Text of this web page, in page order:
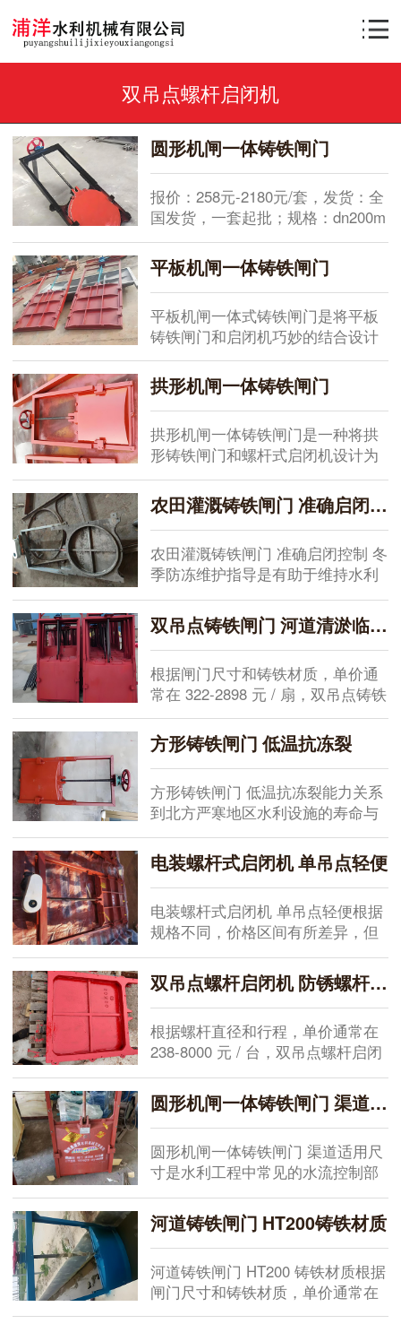
双吊点螺杆启闭机
圆形机闸一体铸铁闸门
报价：258元-2180元/套，发货：全
国发货，一套起批；规格：dn200m
m-dn3000mm；安装方式：墙管
式、法兰式、渠道式、靠壁式等；
材质：球墨铸铁或灰铸铁。配型启
闭机：手动、电动或手电两用螺杆
式启闭机。用途：污水处理、市政
水利、农田水利、水产养殖、渠
道、河道、池塘等。启闭方式：明
杆式、暗杆式、下开式等。一、产
品概述...
平板机闸一体铸铁闸门
平板机闸一体式铸铁闸门是将平板
铸铁闸门和启闭机巧妙的结合设计
为一体的机门一体式闸门，安装便
捷快速，启闭灵活，方便调节水流
量大小！一、常见规格型号参数表
规格型号（m）0.2×0.20.3×0.30.4×
0.40.5×0.50.6×0.60.8×0.81×1尺寸
参数（mm）A20030040050060080
01000B2003004005006008001000C
30303040405050D320420520...
拱形机闸一体铸铁闸门
拱形机闸一体铸铁闸门是一种将拱
形铸铁闸门和螺杆式启闭机设计为
一体的闸门启闭机，就是在闸门的
立框上加装上螺杆启闭机的升降平
台，在安装的时候不需要再搭建启
闭机混凝土升降平台，大大缩短了
施工周期，施工更加简便快捷。
一、拱形机闸一体铸铁闸门型号1、
0.2*0.2*-2.5*2.5米（不含2.5米）采
用单吊点设计；2、2.5*2.5米-3...
农田灌溉铸铁闸门 准确启闭控制 冬季防冻维护指导
农田灌溉铸铁闸门 准确启闭控制 冬
季防冻维护指导是有助于维持水利
一线项目实践中发现，设备性能影
响灌溉效率与管网安全，尤其是严
寒季节的防护工作更为重要。生产
端需把控材质与...
双吊点铸铁闸门 河道清淤临时闸门段
根据闸门尺寸和铸铁材质，单价通
常在 322-2898 元 / 扇，双吊点铸铁
闸门 河道清淤临时闸门段作为水利
工程重要部件，其质量关系到水
库、泵站及城市排水系统的运行安
全。在项目一线实操中，从材料
选...
方形铸铁闸门 低温抗冻裂
方形铸铁闸门 低温抗冻裂能力关系
到北方严寒地区水利设施的寿命与
安全。在多年参与水库、泵站及城
市排水项目的过程中发现，冬季低
温环境易导致铸铁材料脆性增加，
若选型或施工不当，闸板可能出现
裂纹甚至断裂。...
电装螺杆式启闭机 单吊点轻便
电装螺杆式启闭机 单吊点轻便根据
规格不同，价格区间有所差异，但
在众多水利项目中都能见到它的身
影。从水库到泵站，这类设备因为
结构简单、体积小，常被用于小流
量控制场合。在实际工作中，我们
关注的是生产环节的...
双吊点螺杆启闭机 防锈螺杆 启闭机行程调节方案
根据螺杆直径和行程，单价通常在
238-8000 元 / 台，双吊点螺杆启闭
机 防锈螺杆 启闭机行程调节方案是
有助于维持水利工程设施稳定运行
的重要。在多年的项目实操中，设
备选型与后续调试紧密相连，任何
一个环...
圆形机闸一体铸铁闸门 渠道适用尺寸
圆形机闸一体铸铁闸门 渠道适用尺
寸是水利工程中常见的水流控制部
件。在多个水库、泵站及城市排水
项目中，这类设备关系到渠道输水
的稳定性。实际工作中，如何确定
规格并有助于安装质量，需要结合
具体工况与相关技...
河道铸铁闸门 HT200铸铁材质
河道铸铁闸门 HT200 铸铁材质根据
闸门尺寸和铸铁材质，单价通常在
322-2898 元 / 扇。在实际水利工程